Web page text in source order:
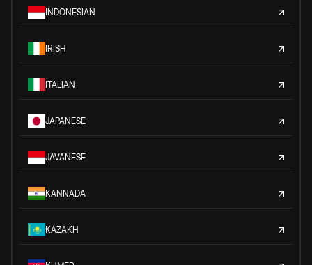
INDONESIAN
IRISH
ITALIAN
JAPANESE
JAVANESE
KANNADA
KAZAKH